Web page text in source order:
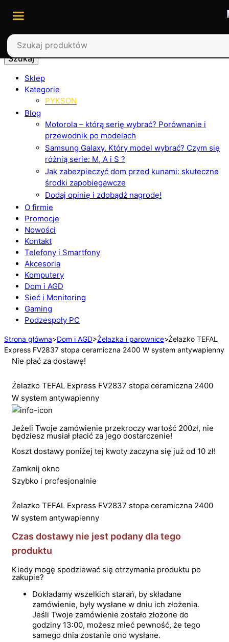
Szukaj
Sklep
Kategorie
PYKSON
Blog
Motorola – którą serię wybrać? Porównanie i
przewodnik po modelach
Samsung Galaxy. Który model wybrać? Czym się
różnią serie: M, A i S ?
Jak zabezpieczyć dom przed kunami: skuteczne
środki zapobiegawcze
Dodaj opinię i zdobądź nagrodę!
O firmie
Promocje
Nowości
Kontakt
Telefony i Smartfony
Akcesoria
Komputery
Dom i AGD
Sieć i Monitoring
Gaming
Podzespoły PC
Strona główna>Dom i AGD>Żelazka i parownice>Żelazko TEFAL
Express FV2837 stopa ceramiczna 2400 W system antywapienny
Nie płać za dostawę!
Żelazko TEFAL Express FV2837 stopa ceramiczna 2400
W system antywapienny
Jeżeli Twoje zamówienie przekroczy wartość 200zł, nie
będziesz musiał płacić za jego dostarczenie!
Koszt dostawy poniżej tej kwoty zaczyna się już od 10 zł!
Zamknij okno
Szybko i profesjonalnie
Żelazko TEFAL Express FV2837 stopa ceramiczna 2400
W system antywapienny
Czas dostawy nie jest podany dla tego
produktu
Kiedy mogę spodziewać się otrzymania produktu po
zakupie?
Dokładamy wszelkich starań, by składane
zamówienie, były wysłane w dniu ich złożenia.
Jeśli Twoje zamówienie zostało złożone do
godziny 13:00, możesz mieć pewność, że tego
samego dnia zostanie ono wysłane.